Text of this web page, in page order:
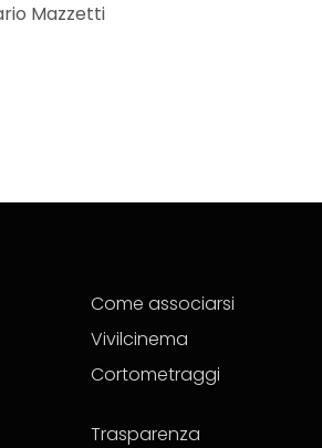
Mazzetti
Come associarsi
Vivilcinema
Cortometraggi
Trasparenza